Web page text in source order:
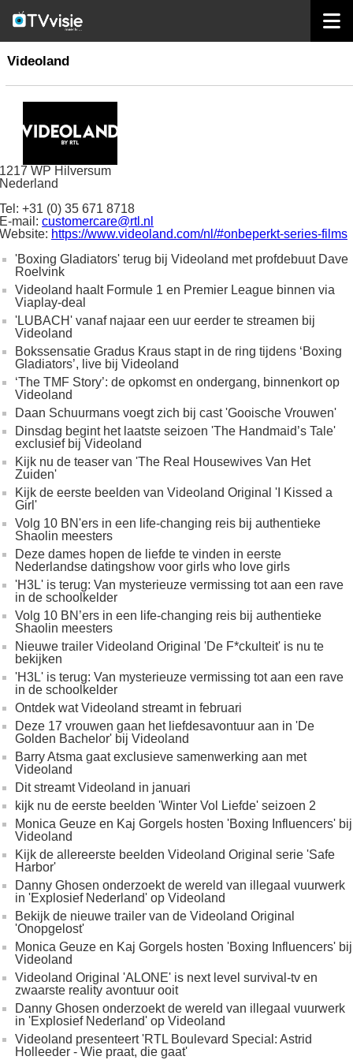
omroepen
Videoland
1217 WP Hilversum
Nederland
Tel: +31 (0) 35 671 8718
E-mail: customercare@rtl.nl
Website: https://www.videoland.com/nl/#onbeperkt-series-films
'Boxing Gladiators' terug bij Videoland met profdebuut Dave
Roelvink
Videoland haalt Formule 1 en Premier League binnen via
Viaplay-deal
'LUBACH' vanaf najaar een uur eerder te streamen bij
Videoland
Bokssensatie Gradus Kraus stapt in de ring tijdens ‘Boxing
Gladiators’, live bij Videoland
‘The TMF Story’: de opkomst en ondergang, binnenkort op
Videoland
Daan Schuurmans voegt zich bij cast 'Gooische Vrouwen'
Dinsdag begint het laatste seizoen 'The Handmaid’s Tale'
exclusief bij Videoland
Kijk nu de teaser van 'The Real Housewives Van Het
Zuiden'
Kijk de eerste beelden van Videoland Original 'I Kissed a
Girl'
Volg 10 BN'ers in een life-changing reis bij authentieke
Shaolin meesters
Deze dames hopen de liefde te vinden in eerste
Nederlandse datingshow voor girls who love girls
'H3L' is terug: Van mysterieuze vermissing tot aan een rave
in de schoolkelder
Volg 10 BN’ers in een life-changing reis bij authentieke
Shaolin meesters
Nieuwe trailer Videoland Original 'De F*ckulteit' is nu te
bekijken
'H3L' is terug: Van mysterieuze vermissing tot aan een rave
in de schoolkelder
Ontdek wat Videoland streamt in februari
Deze 17 vrouwen gaan het liefdesavontuur aan in 'De
Golden Bachelor' bij Videoland
Barry Atsma gaat exclusieve samenwerking aan met
Videoland
Dit streamt Videoland in januari
kijk nu de eerste beelden 'Winter Vol Liefde' seizoen 2
Monica Geuze en Kaj Gorgels hosten 'Boxing Influencers' bij
Videoland
Kijk de allereerste beelden Videoland Original serie 'Safe
Harbor'
Danny Ghosen onderzoekt de wereld van illegaal vuurwerk
in 'Explosief Nederland' op Videoland
Bekijk de nieuwe trailer van de Videoland Original
'Onopgelost'
Monica Geuze en Kaj Gorgels hosten 'Boxing Influencers' bij
Videoland
Videoland Original 'ALONE' is next level survival-tv en
zwaarste reality avontuur ooit
Danny Ghosen onderzoekt de wereld van illegaal vuurwerk
in 'Explosief Nederland' op Videoland
Videoland presenteert 'RTL Boulevard Special: Astrid
Holleeder - Wie praat, die gaat'